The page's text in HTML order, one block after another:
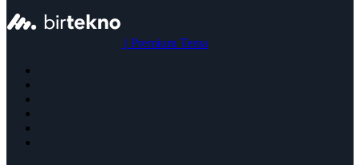
| Premium Tema